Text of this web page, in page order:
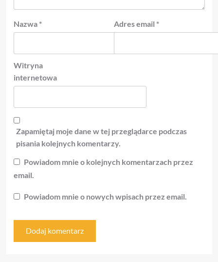
Nazwa * Adres email *
Witryna
internetowa
Zapamiętaj moje dane w tej przeglądarce podczas
pisania kolejnych komentarzy.
Powiadom mnie o kolejnych komentarzach przez
email.
Powiadom mnie o nowych wpisach przez email.